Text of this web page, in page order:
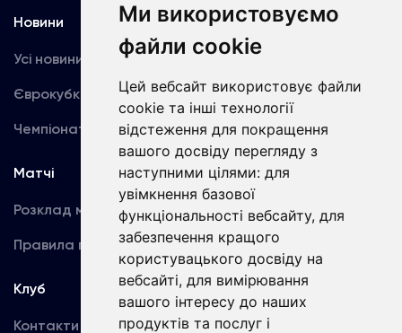
Ми використовуємо
файли cookie
Цей вебсайт використовує файли
cookie та інші технології
відстеження для покращення
вашого досвіду перегляду з
наступними цілями: для
увімкнення базової
функціональності вебсайту, для
забезпечення кращого
користувацького досвіду на
вебсайті, для вимірювання
вашого інтересу до наших
продуктів та послуг і
Новини
Усі новини
Єврокубки
Чемпіонат України
Медіа
Динамо TV
Фотогалерея
Акредитація
Матчі
Розклад матчів
Правила поведінки
Команда
Перша команда
U19
Клуб
Контакти